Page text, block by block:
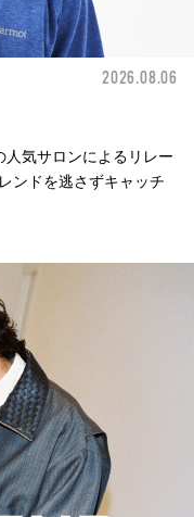
2026.08.06
気サロンによるリレー
ンドを逃さずキャッチ